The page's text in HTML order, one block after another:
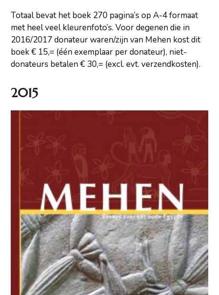
Totaal bevat het boek 270 pagina’s op A-4 formaat
met heel veel kleurenfoto’s. Voor degenen die in
2016/2017 donateur waren/zijn van Mehen kost dit
boek € 15,= (één exemplaar per donateur), niet-
donateurs betalen € 30,= (excl. evt. verzendkosten).
2015